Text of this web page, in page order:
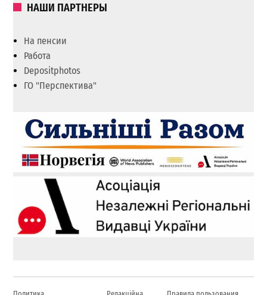
НАШИ ПАРТНЕРЫ
На пенсии
Работа
Depositphotos
ГО "Перспектива"